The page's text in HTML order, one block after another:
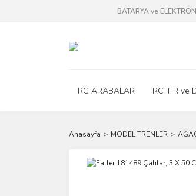
BATARYA ve
RC ARABALAR RC TIR ve
Anasayfa MODEL TRENLER